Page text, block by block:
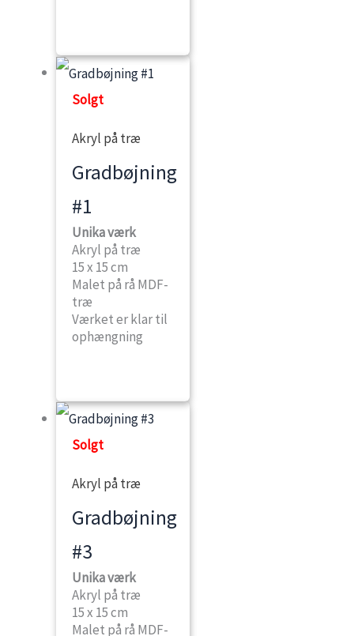
Solgt
Akryl på træ
Gradbøjning
#1
Unika værk
Akryl på træ
15 x 15 cm
Malet på rå MDF-
træ
Værket er klar til
ophængning
Solgt
Akryl på træ
Gradbøjning
#3
Unika værk
Akryl på træ
15 x 15 cm
Malet på rå MDF-